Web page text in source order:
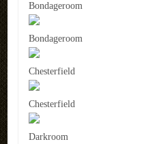
Bondageroom
Bondageroom
Chesterfield
Chesterfield
Darkroom